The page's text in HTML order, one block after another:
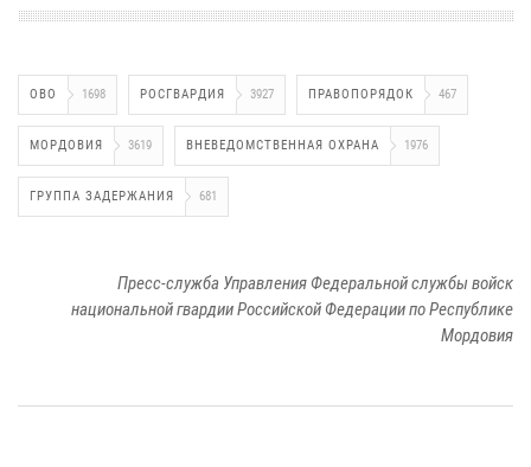
ОВО 1698 РОСГВАРДИЯ 3927 ПРАВОПОРЯДОК 467
МОРДОВИЯ 3619 ВНЕВЕДОМСТВЕННАЯ ОХРАНА 1976
ГРУППА ЗАДЕРЖАНИЯ 681
Пресс-служба Управления Федеральной службы войск
национальной гвардии Российской Федерации по Республике
Мордовия